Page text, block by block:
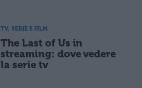
TV, SERIE E FILM
The Last of Us in
streaming: dove vedere
la serie tv